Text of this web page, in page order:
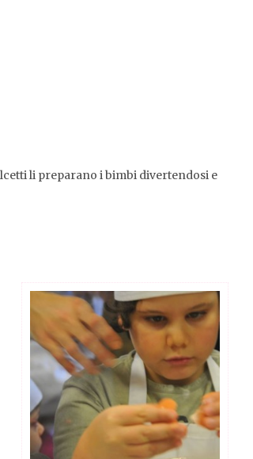
li preparano i bimbi divertendosi e